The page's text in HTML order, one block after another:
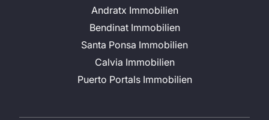
Andratx Immobilien
Bendinat Immobilien
Santa Ponsa Immobilien
Calvia Immobilien
Puerto Portals Immobilien